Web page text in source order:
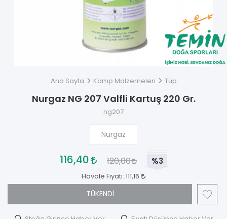
Ana Sayfa Kamp Malzemeleri Tüp
Nurgaz NG 207 Valfli Kartuş 220 Gr.
ng207
Nurgaz
116,40 120,00 %3
Havale Fiyatı: 111,16
TÜKENDİ